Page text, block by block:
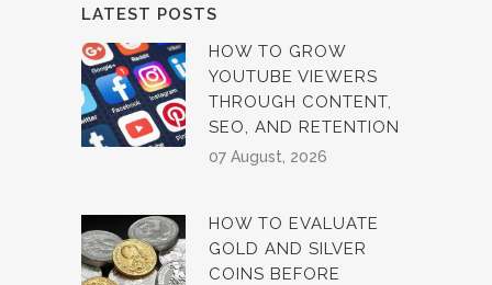
LATEST POSTS
HOW TO GROW
YOUTUBE VIEWERS
THROUGH CONTENT,
SEO, AND RETENTION
07 August, 2026
HOW TO EVALUATE
GOLD AND SILVER
COINS BEFORE